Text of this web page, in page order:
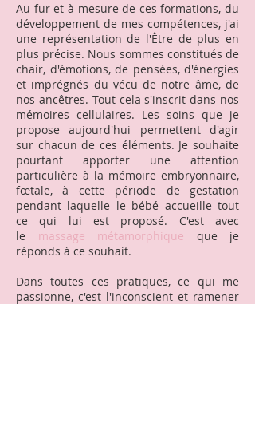
Au fur et à mesure de ces formations, du
développement de mes compétences, j'ai
une représentation de l'Être de plus en
plus précise. Nous sommes constitués de
chair, d'émotions, de pensées, d'énergies
et imprégnés du vécu de notre âme, de
nos ancêtres. Tout cela s'inscrit dans nos
mémoires cellulaires. Les soins que je
propose aujourd'hui permettent d'agir
sur chacun de ces éléments. Je souhaite
pourtant apporter une attention
particulière à la mémoire embryonnaire,
fœtale, à cette période de gestation
pendant laquelle le bébé accueille tout
ce qui lui est proposé. C'est avec
le massage métamorphique que je
réponds à ce souhait.
Dans toutes ces pratiques, ce qui me
passionne, c'est l'inconscient et ramener